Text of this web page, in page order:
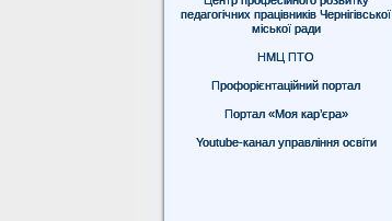
педагогічних працівників Чернігівської
міської ради
НМЦ ПТО
Профорієнтаційний портал
Портал «Моя кар’єра»
Youtube-канал управління освіти